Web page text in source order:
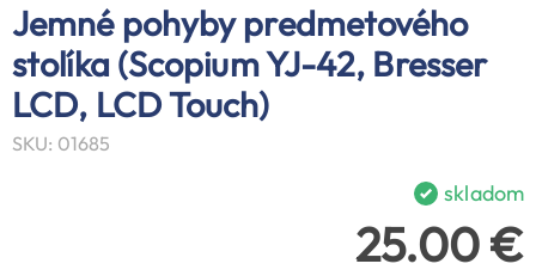
Jemné pohyby predmetového
stolíka (Scopium YJ-42, Bresser
LCD, LCD Touch)
SKU: 01685
skladom
25.00 €